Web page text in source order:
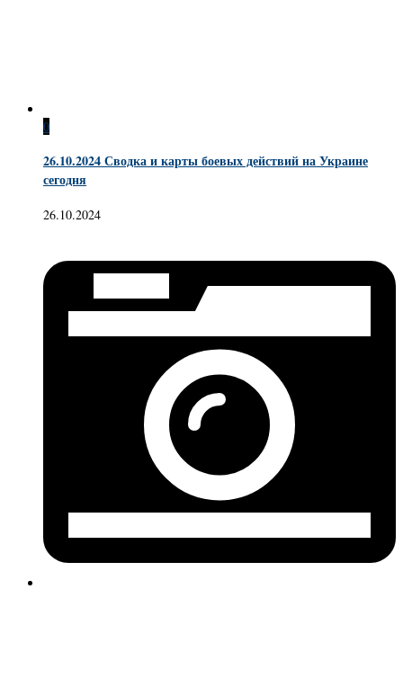
0
26.10.2024 Сводка и карты боевых действий на Украине
сегодня
26.10.2024